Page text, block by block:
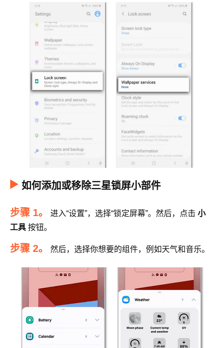
如何添加或移除三星锁屏小部件
步骤 1。 进入“设置”，选择“锁定屏幕”。然后，点击 小
工具 按钮。
步骤 2。 然后，选择你想要的组件，例如天气和音乐。